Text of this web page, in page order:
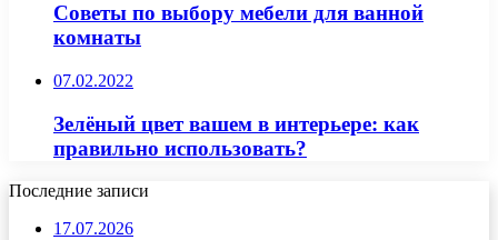
Советы по выбору мебели для ванной
комнаты
07.02.2022
Зелёный цвет вашем в интерьере: как
правильно использовать?
Последние записи
17.07.2026